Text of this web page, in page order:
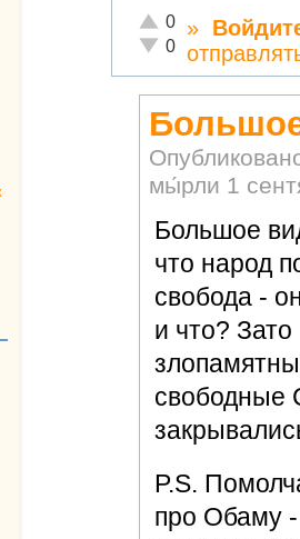
Отлично!
0
Неадекватно!
0
»
мы́рли 1
Большое
что народ
свобода -
и что?
свободные
P.S.
про Обаму